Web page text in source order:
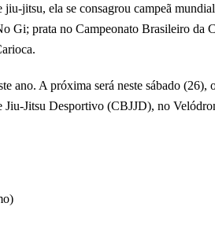
jitsu, ela se consagrou campeã
Gi; prata no Campeonato Brasileiro da
ano. A próxima será neste sábado
Jiu-Jitsu Desportivo (CBJJD), no